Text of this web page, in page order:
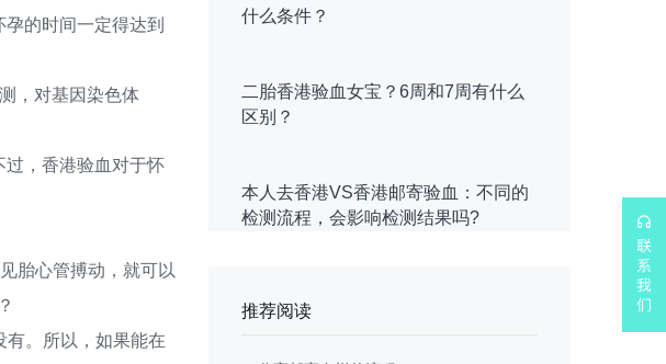
的时间一定得达到
，对基因染色体
，香港验血对于怀
胎心管搏动，就可以
。所以，如果能在
什么条件？
二胎香港验血女宝？6周和7周有什么
区别？
本人去香港VS香港邮寄验血：不同的
检测流程，会影响检测结果吗?
推荐阅读